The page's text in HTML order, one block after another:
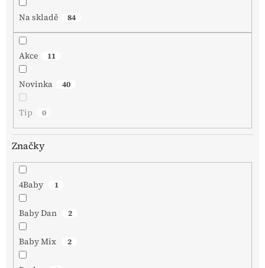
Na skladě 84
Akce 11
Novinka 40
Tip 0
Značky
4Baby 1
Baby Dan 2
Baby Mix 2